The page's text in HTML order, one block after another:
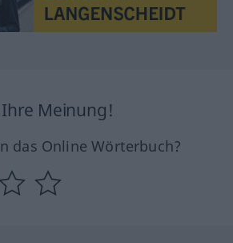
Ihre Meinung!
das Online Wörterbuch?